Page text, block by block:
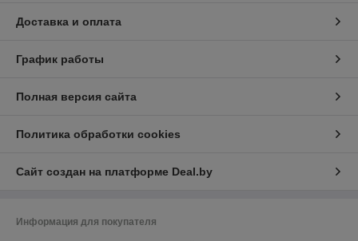
Доставка и оплата
График работы
Полная версия сайта
Политика обработки cookies
Сайт создан на платформе Deal.by
Информация для покупателя